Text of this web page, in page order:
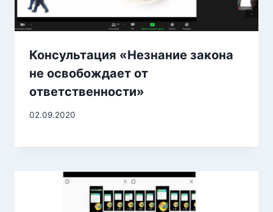
Консультация «Незнание закона
не освобождает от
ответственности»
02.09.2020